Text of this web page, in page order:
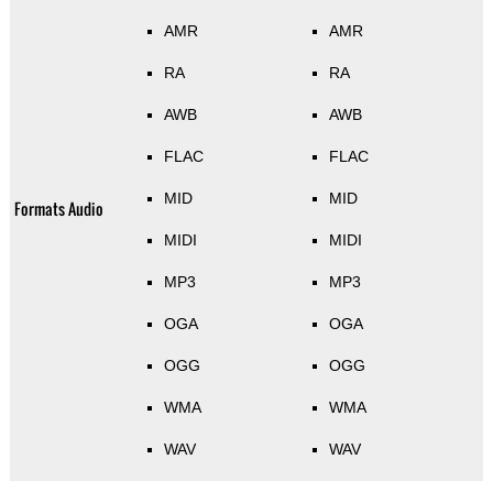
Formats Audio
AMR
RA
AWB
FLAC
MID
MIDI
MP3
OGA
OGG
WMA
WAV
AMR
RA
AWB
FLAC
MID
MIDI
MP3
OGA
OGG
WMA
WAV